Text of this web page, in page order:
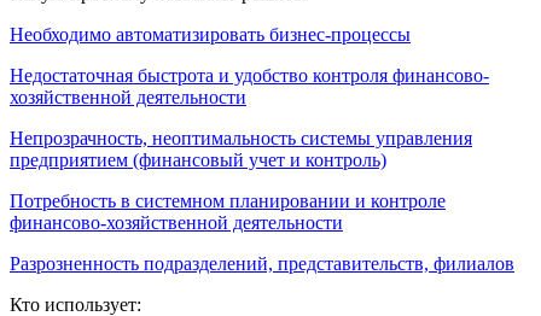
Необходимо автоматизировать бизнес-процессы
Недостаточная быстрота и удобство контроля финансово-
хозяйственной деятельности
Непрозрачность, неоптимальность системы управления
предприятием (финансовый учет и контроль)
Потребность в системном планировании и контроле
финансово-хозяйственной деятельности
Разрозненность подразделений, представительств, филиалов
Кто использует: